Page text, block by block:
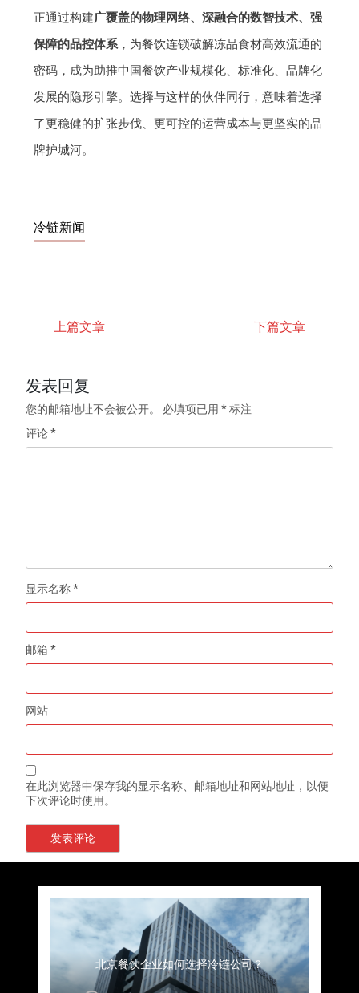
正通过构建广覆盖的物理网络、深融合的数智技术、强
保障的品控体系，为餐饮连锁破解冻品食材高效流通的
密码，成为助推中国餐饮产业规模化、标准化、品牌化
发展的隐形引擎。选择与这样的伙伴同行，意味着选择
了更稳健的扩张步伐、更可控的运营成本与更坚实的品
牌护城河。
冷链新闻
上篇文章 下篇文章
发表回复
您的邮箱地址不会被公开。 必填项已用*标注
评论*
显示名称*
邮箱*
网站
在此浏览器中保存我的显示名称、邮箱地址和网站地址，以便
下次评论时使用。
上海餐饮连锁加速，冷链配送如何破解冻品食材
流通难题？
杭州中央厨房布局餐饮连锁，冷链配送如何打通
关键一环
北京餐饮企业如何选择冷链公司？
深圳冷链物流如何护航餐饮连锁？冻品食材流通
全解析
北京餐饮仓配一体化的核心价值与落地实践解析
武汉冻品配送三要素：控温、时效、低成本如何
兼得？
重庆冷链布局解冻食材运输密码，餐饮连锁如何
稳控品质？